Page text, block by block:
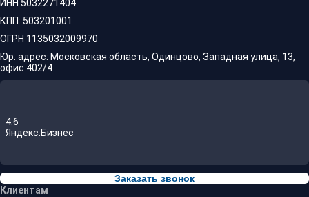
ИНН 5032271404
КПП: 503201001
ОГРН 1135032009970
Юр. адрес: Московская область, Одинцово, Западная улица, 13,
офис 402/4
4.6
Яндекс.Бизнес
Заказать звонок
Клиентам